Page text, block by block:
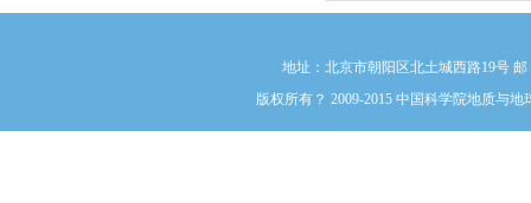
地址：北京市朝阳区北土城西路19号 邮
版权所有？ 2009-2015 中国科学院地质与